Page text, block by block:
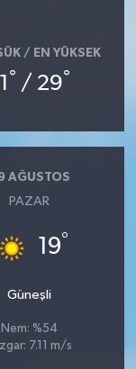
/ EN YÜKSEK
° / 29°
AĞUSTOS
PAZAR
19°
Güneşli
Nem: %54
7.11 m/s